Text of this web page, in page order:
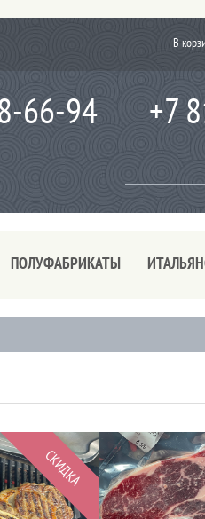
В
66-94 +7
ПОЛУФАБРИКАТЫ
СКИДКА